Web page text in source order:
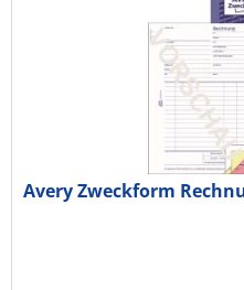
Avery Zweckform